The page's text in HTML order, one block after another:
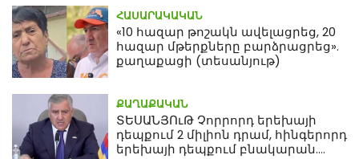
ՀԱՍԱՐԱԿԱԿԱՆ
«10 հազար թոշակն ավելացրեց, 20
հազար մթերքները բարձրացրեց».
քաղաքացի (տեսանյութ)
ՔԱՂԱՔԱԿԱՆ
ՏԵՍԱՆՅՈւԹ Չորրորդ երեխայի
դեպքում 2 միլիոն դրամ, հինգերորդ
երեխայի դեպքում բնակարան.